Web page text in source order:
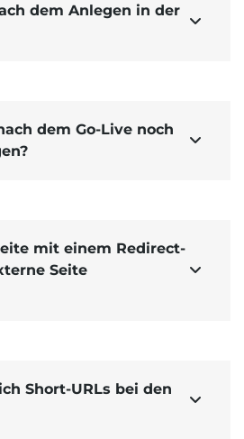
dem Anlegen in der

dem Go-Live noch

aus dem Sortiment
ausscheidet. Legen Sie einen
an.
mit einem Redirect-
Seite

Short-URLs bei den
